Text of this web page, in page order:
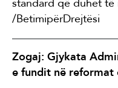
standard që duhet
/BetimipërDrejtësi
Zogaj: Gjykata
e fundit në reformat